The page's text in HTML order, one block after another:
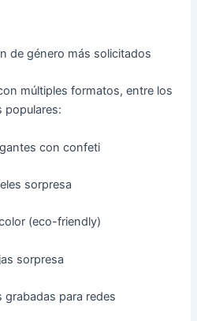
de género más solicitados
múltiples formatos, entre los
populares:
con confeti
sorpresa
(eco-friendly)
sorpresa
grabadas para redes